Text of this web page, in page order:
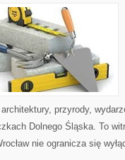
architektury, przyrody,
Dolnego Śląska. To
nie ogranicza się